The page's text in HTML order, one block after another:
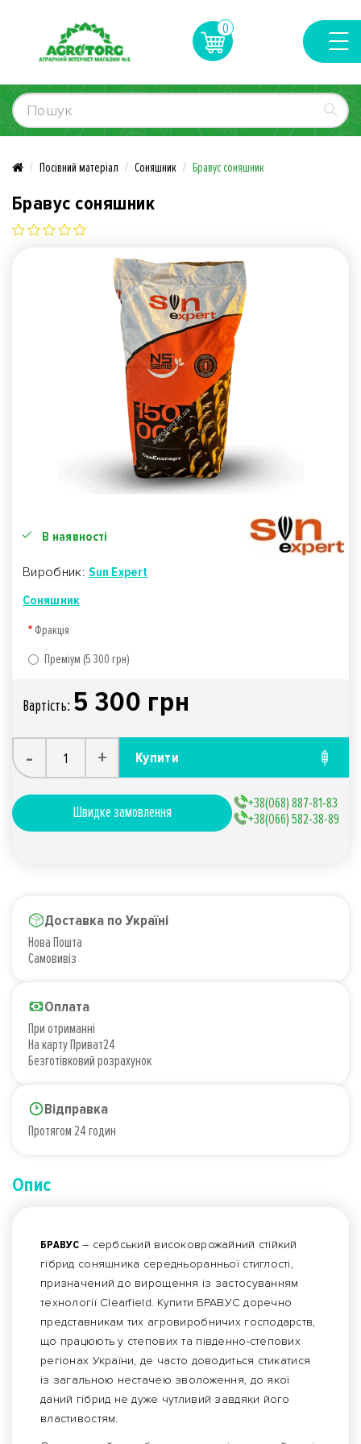
0
Посівний матеріал Соняшник Бравус соняшник
Бравус соняшник
В наявності
Виробник:Sun Expert
Соняшник
Фракція
Преміум (5 300 грн)
Вартiсть: 5 300 грн
- + Купити
Швидке замовлення
+38(068) 887-81-83
+38(066) 582-38-89
Доставка по Україні
Нова Пошта
Самовивіз
Оплата
При отриманні
На карту Приват24
Безготівковий розрахунок
Відправка
Протягом 24 годин
Опис
БРАВУС – сербський високоврожайний стійкий
гібрид соняшника середньоранньої стиглості,
призначений до вирощення із застосуванням
технології Clearfield. Купити БРАВУС доречно
представникам тих агровиробничих господарств,
що працюють у степових та південно-степових
регіонах України, де часто доводиться стикатися
із загальною нестачею зволоження, до якої
даний гібрид не дуже чутливий завдяки його
властивостям.